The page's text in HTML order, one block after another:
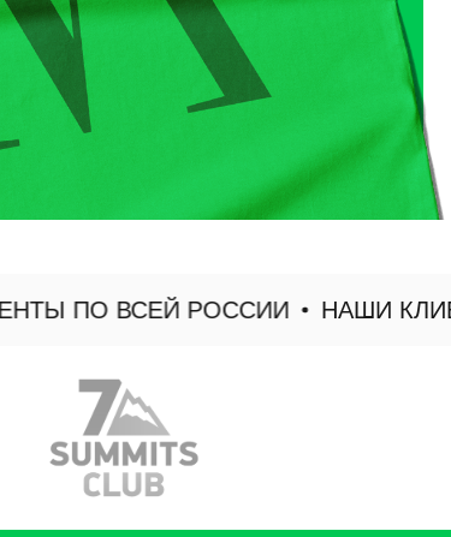
ПО ВСЕЙ РОССИИ НАШИ